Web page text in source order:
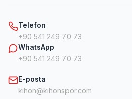
Telefon
+90 541 249 70 73
WhatsApp
+90 541 249 70 73
E-posta
kihon@kihonspor.com